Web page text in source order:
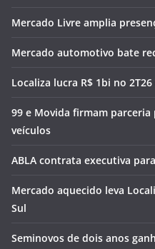
Mercado Livre amplia
Mercado automotivo bate
Localiza lucra R$ 1bi no
99 e Movida firmam
veículos
ABLA contrata executiva para
Mercado aquecido leva
Sul
Seminovos de dois anos